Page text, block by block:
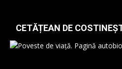
CETĂȚEAN DE